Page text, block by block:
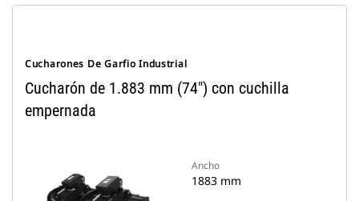
Cucharones De Garfio Industrial
Cucharón de 1.883 mm (74") con cuchilla
empernada
Ancho
1883 mm